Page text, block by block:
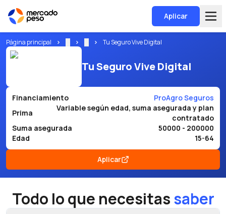
Aplicar
Página principal Tu Seguro Vive Digital
Tu Seguro Vive Digital
Financiamiento
ProAgro Seguros
Prima
Variable según edad, suma asegurada y plan
contratado
Suma asegurada
50000 - 200000
Edad
15-64
Aplicar
Todo lo que necesitassaber